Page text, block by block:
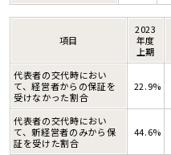
項目
2023
年度
上期
代表者の交代時におい
て、経営者からの保証を
受けなかった割合
22.9%
代表者の交代時におい
て、新経営者のみから保
証を受けた割合
44.6%